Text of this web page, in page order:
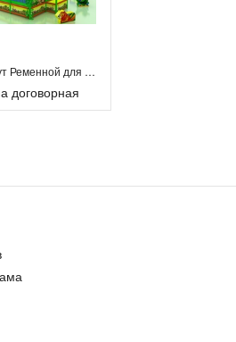
Батут Ременной для игровой комнаты
договорная